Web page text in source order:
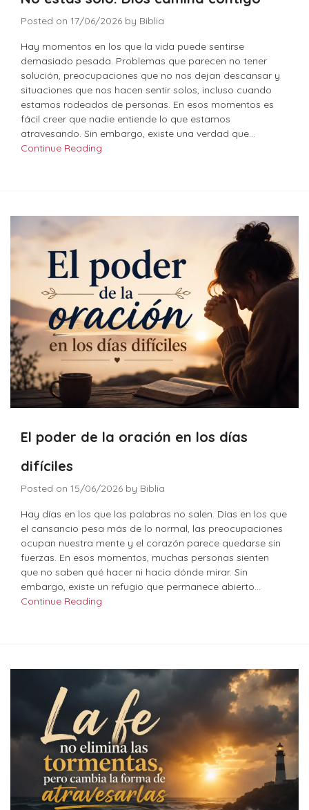
Posted on 17/06/2026 by Biblia
Hay momentos en los que la vida puede sentirse
demasiado pesada. Problemas que parecen no tener
solución, preocupaciones que no nos dejan descansar y
situaciones que nos hacen sentir solos, incluso cuando
estamos rodeados de personas. En esos momentos es
fácil creer que nadie entiende lo que estamos
atravesando. Sin embargo, existe una verdad que…
Continue Reading
El poder de la oración en los días
difíciles
Posted on 15/06/2026 by Biblia
Hay días en los que las palabras no salen. Días en los que
el cansancio pesa más de lo normal, las preocupaciones
ocupan nuestra mente y el corazón parece quedarse sin
fuerzas. En esos momentos, muchas personas sienten
que no saben qué hacer ni hacia dónde mirar. Sin
embargo, existe un refugio que permanece abierto…
Continue Reading